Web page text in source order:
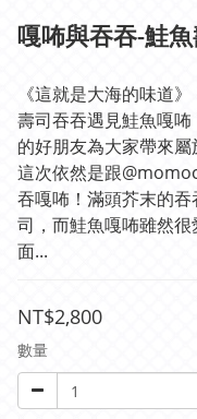
嘎咘與吞吞-鮭
《這就是大海的味道》
壽司吞吞遇見鮭魚嘎
的好朋友為大家帶來屬
這次依然是跟
吞嘎咘！滿頭芥末的
司，而鮭魚嘎咘雖然
面...
NT$2,800
數量